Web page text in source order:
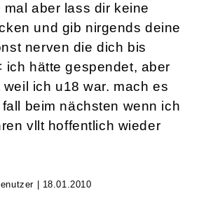
aber lass dir keine
und gib nirgends deine
nerven die dich bis
ich hätte gespendet, aber
ich u18 war. mach es
beim nächsten wenn ich
vllt hoffentlich wieder
| 18.01.2010